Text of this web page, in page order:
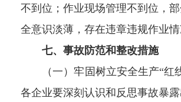
不到位；作业现场管理不到位，
全意识淡薄，存在违章违规作业情
七、事故防范和整改措施
（一）牢固树立安全生产“红
各企业要深刻认识和反思事故暴